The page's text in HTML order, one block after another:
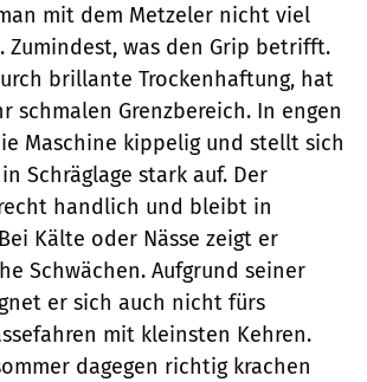
mit dem Metzeler nicht viel
Zumindest, was den Grip betrifft.
brillante Trockenhaftung, hat
schmalen Grenzbereich. In engen
Maschine kippelig und stellt sich
Schräglage stark auf. Der
handlich und bleibt in
Kälte oder Nässe zeigt er
Schwächen. Aufgrund seiner
er sich auch nicht fürs
mit kleinsten Kehren.
dagegen richtig krachen